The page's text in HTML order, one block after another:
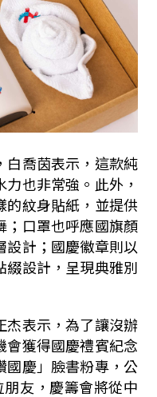
白喬茵表示，這款純
也非常強。此外，
的紋身貼紙，並提供
；口罩也呼應國旗顏
設計；國慶徽章則以
綴設計，呈現典雅別
杰表示，為了讓沒辦
會獲得國慶禮賓紀念
國慶」臉書粉專，公
友，慶籌會將從中